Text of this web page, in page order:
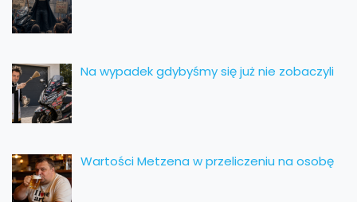
Na wypadek gdybyśmy się już nie zobaczyli
Wartości Metzena w przeliczeniu na osobę